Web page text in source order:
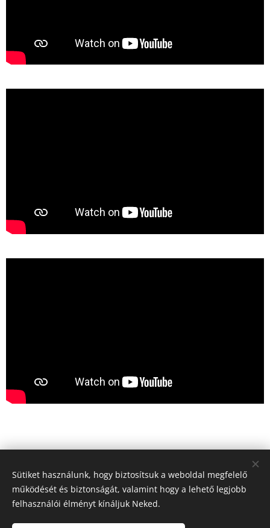
Kapcsolatfelvétel
E-mail
Sütiket használunk, hogy biztosítsuk a weboldal megfelelő
működését és biztonságát, valamint hogy a lehető legjobb
felhasználói élményt kínáljuk Neked.